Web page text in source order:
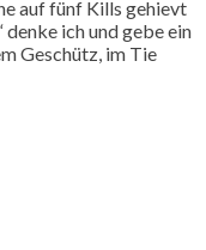
auf fünf Kills gehievt
ich und gebe ein
Geschütz, im Tie